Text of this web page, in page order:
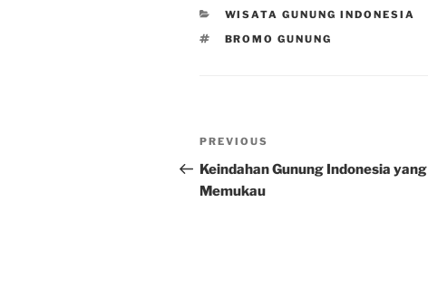
CATEGORIES
WISATA GUNUNG INDONESIA
TAGS
BROMO GUNUNG
Post
navigation
Previous
Post
PREVIOUS
Keindahan Gunung Indonesia yang
Memukau